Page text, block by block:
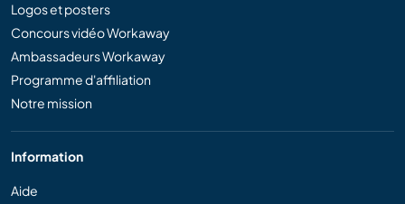
Logos et posters
Concours vidéo Workaway
Ambassadeurs Workaway
Programme d'affiliation
Notre mission
Information
Aide